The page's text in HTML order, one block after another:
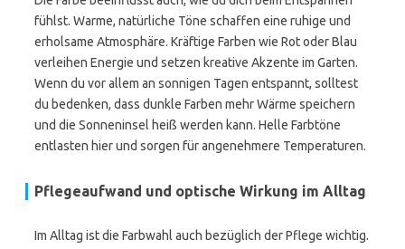
fühlst. Warme, natürliche Töne schaffen eine ruhige und
erholsame Atmosphäre. Kräftige Farben wie Rot oder Blau
verleihen Energie und setzen kreative Akzente im Garten.
Wenn du vor allem an sonnigen Tagen entspannt, solltest
du bedenken, dass dunkle Farben mehr Wärme speichern
und die Sonneninsel heiß werden kann. Helle Farbtöne
entlasten hier und sorgen für angenehmere Temperaturen.
Pflegeaufwand und optische Wirkung im Alltag
Im Alltag ist die Farbwahl auch bezüglich der Pflege wichtig.